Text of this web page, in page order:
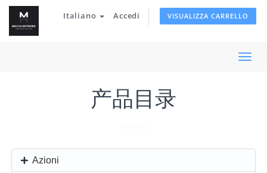
Italiano Accedi VISUALIZZA CARRELLO
产品目录
Azioni